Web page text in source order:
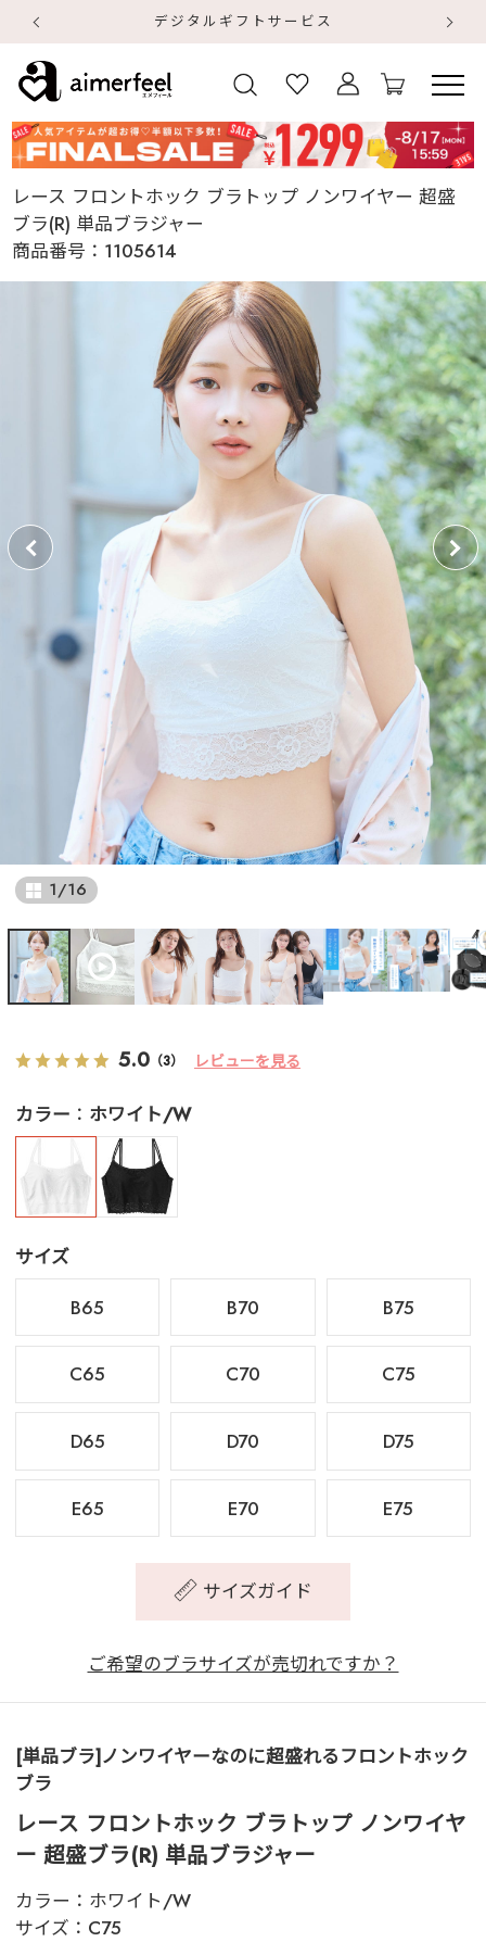
デジタルギフトサービス
レース フロントホック ブラトップ ノンワイヤー 超盛
ブラ(R) 単品ブラジャー
商品番号： 1105614
1/16
5.0 （3） レビューを見る
カラー ホワイト/W
サイズ
B65
B70 B75
C65 C70 C75
D65 D70 D75
E65 E70 E75
サイズガイド
ご希望のブラサイズが売切れですか？
[単品ブラ]ノンワイヤーなのに超盛れるフロントホック
ブラ
レース フロントホック ブラトップ ノンワイヤ
ー 超盛ブラ(R) 単品ブラジャー
カラー： ホワイト/W
サイズ： C75